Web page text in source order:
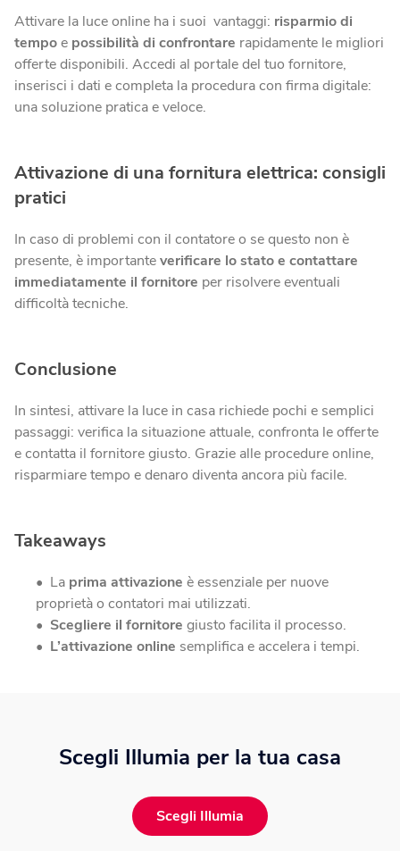
Attivare la luce online ha i suoi vantaggi: risparmio di
tempoe possibilità di confrontare rapidamente le migliori
offerte disponibili. Accedi al portale del tuo fornitore,
inserisci i dati e completa la procedura con firma digitale:
una soluzione pratica e veloce.
Attivazione di una fornitura elettrica: consigli
pratici
In caso di problemi con il contatore o se questo non è
presente, è importanteverificare lo stato e contattare
immediatamente il fornitore per risolvere eventuali
difficoltà tecniche.
Conclusione
In sintesi, attivare la luce in casa richiede pochi e semplici
passaggi: verifica la situazione attuale, confronta le offerte
e contatta il fornitore giusto. Grazie alle procedure online,
risparmiare tempo e denaro diventa ancora più facile.
Takeaways
La prima attivazione è essenziale per nuove
proprietà o contatori mai utilizzati.
Scegliere il fornitore giusto facilita il processo.
L’attivazione online semplifica e accelera i tempi.
Scegli Illumia per la tua casa
Scegli Illumia